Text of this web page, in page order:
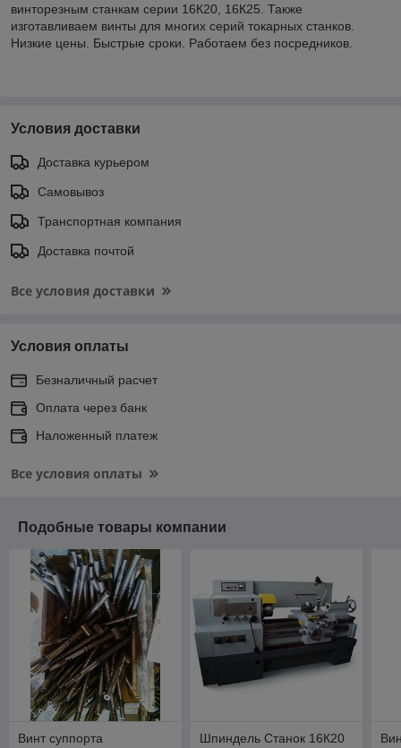
винторезным станкам серии 16К20, 16К25. Также
изготавливаем винты для многих серий токарных станков.
Низкие цены. Быстрые сроки. Работаем без посредников.
Условия доставки
Доставка курьером
Самовывоз
Транспортная компания
Доставка почтой
Все условия доставки
Условия оплаты
Безналичный расчет
Оплата через банк
Наложенный платеж
Все условия оплаты
Подобные товары компании
Винт суппорта
Шпиндель Станок 16К20